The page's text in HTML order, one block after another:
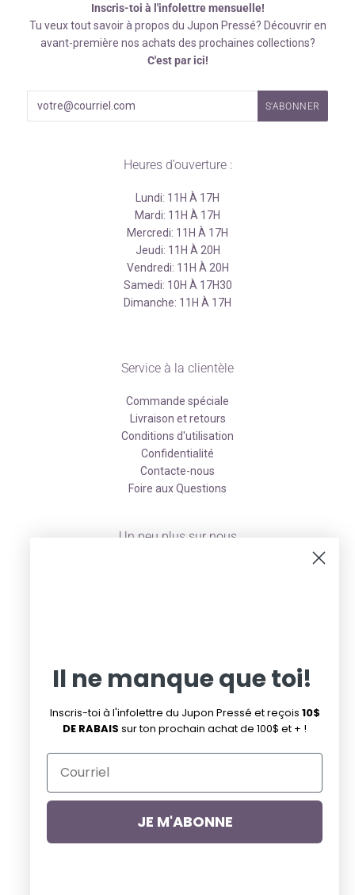
Inscris-toi à l'infolettre mensuelle!
Tu veux tout savoir à propos du Jupon Pressé? Découvrir en
avant-première nos achats des prochaines collections?
C'est par ici!
Heures d’ouverture :
Lundi: 11H À 17H
Mardi: 11H À 17H
Mercredi: 11H À 17H
Jeudi: 11H À 20H
Vendredi: 11H À 20H
Samedi: 10H À 17H30
Dimanche: 11H À 17H
Service à la clientèle
Commande spéciale
Livraison et retours
Conditions d'utilisation
Confidentialité
Contacte-nous
Foire aux Questions
Un peu plus sur nous
Facebook
Pinterest
Il ne manque que toi!
Inscris-toi à l'infolettre du Jupon Pressé et reçois 10$
DE RABAIS sur ton prochain achat de 100$ et + !
JE M'ABONNE